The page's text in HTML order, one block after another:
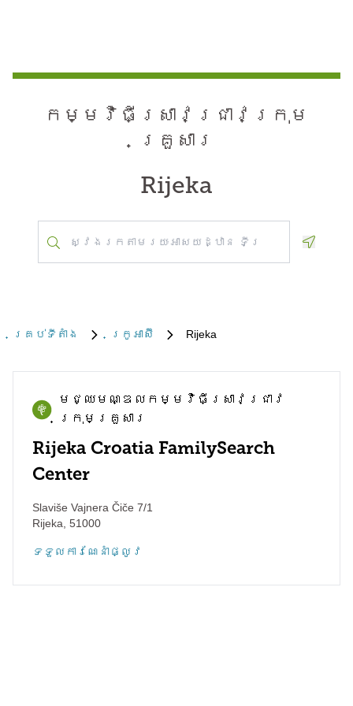
កម្មវិធី​ស្រាវជ្រាវ​ក្រុម
គ្រួសារ
Rijeka
គ្រប់​ទីតាំង ក្រូអាស៊ី Rijeka
មជ្ឈមណ្ឌល​កម្មវិធី​ស្រាវជ្រាវ​
ក្រុមគ្រួសារ
Rijeka Croatia FamilySearch
Center
Slaviše Vajnera Čiče 7/1
Rijeka 51000
ទទួល​ការណែនាំ​ផ្លូវ